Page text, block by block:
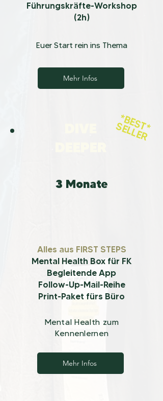
Führungskräfte-Workshop
(2h)
Euer Start rein ins Thema
Mehr Infos
3 Monate
Alles aus FIRST STEPS
Mental Health Box für FK
Begleitende App
Follow-Up-Mail-Reihe
Print-Paket fürs Büro
Mental Health zum
Kennenlernen
Mehr Infos
*BEST*
SELLER